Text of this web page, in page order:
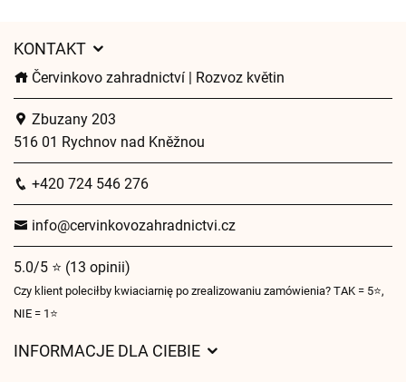
KONTAKT
Červinkovo zahradnictví | Rozvoz květin
Zbuzany 203
516 01 Rychnov nad Kněžnou
+420 724 546 276
info@cervinkovozahradnictvi.cz
5.0/5 ⭐ (13 opinii)
Czy klient poleciłby kwiaciarnię po zrealizowaniu zamówienia? TAK = 5⭐,
NIE = 1⭐
INFORMACJE DLA CIEBIE